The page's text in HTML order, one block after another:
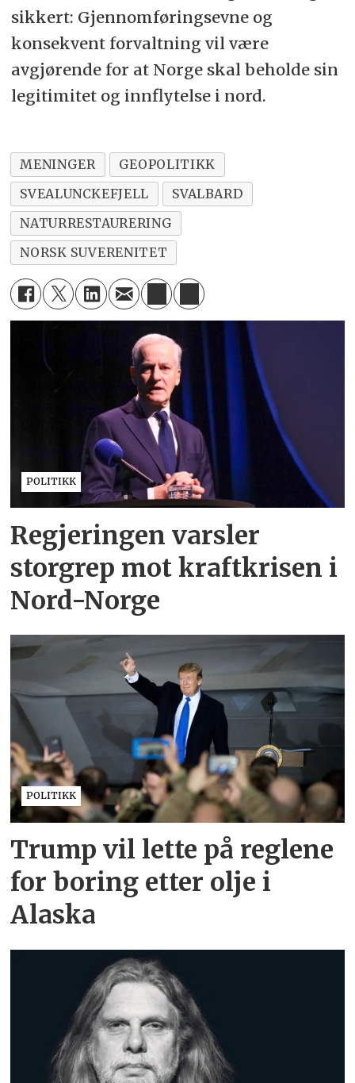
sikkert: Gjennomføringsevne og
konsekvent forvaltning vil være
avgjørende for at Norge skal beholde sin
legitimitet og innflytelse i nord.
MENINGER
GEOPOLITIKK
SVEALUNCKEFJELL
SVALBARD
NATURRESTAURERING
NORSK SUVERENITET
POLITIKK
Regjeringen varsler
storgrep mot kraftkrisen i
Nord-Norge
POLITIKK
Trump vil lette på reglene
for boring etter olje i
Alaska